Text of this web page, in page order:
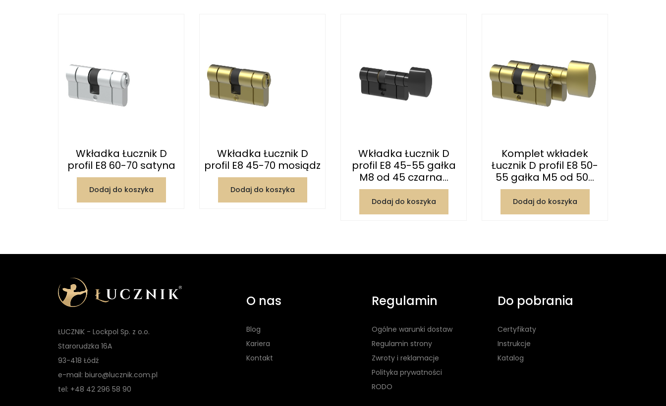
Wkładka Łucznik D
profil E8 60-70 satyna
Dodaj do koszyka
Wkładka Łucznik D
profil E8 45-70 mosiądz
Dodaj do koszyka
Wkładka Łucznik D
profil E8 45-55 gałka
M8 od 45 czarna...
Dodaj do koszyka
Komplet wkładek
Łucznik D profil E8 50-
55 gałka M5 od 50...
Dodaj do koszyka
ŁUCZNIK - Lockpol Sp. z o.o.
Starorudzka 16A
93-418 Łódź
e-mail: biuro@lucznik.com.pl
tel: +48 42 296 58 90
O nas
Blog
Kariera
Kontakt
Regulamin
Ogólne warunki dostaw
Regulamin strony
Zwroty i reklamacje
Polityka prywatności
RODO
Do pobrania
Certyfikaty
Instrukcje
Katalog